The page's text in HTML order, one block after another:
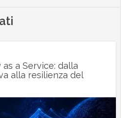
a Service: dalla
alla resilienza del